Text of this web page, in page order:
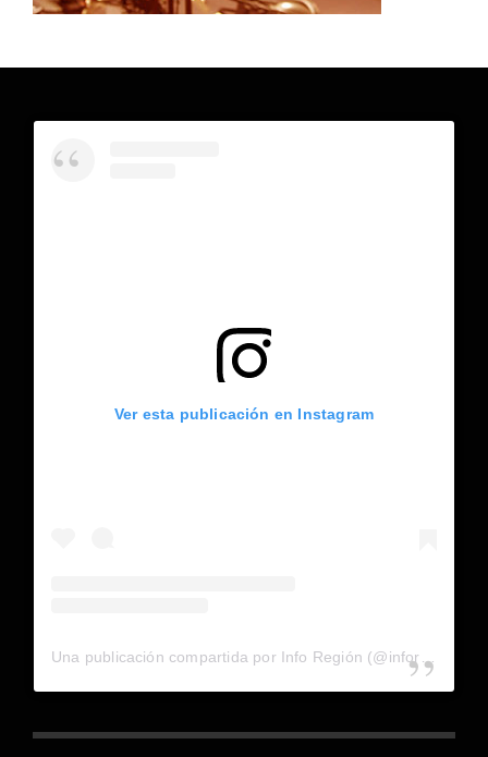
Ver esta publicación en Instagram
Una publicación compartida por Info Región (@inforegion_redes)